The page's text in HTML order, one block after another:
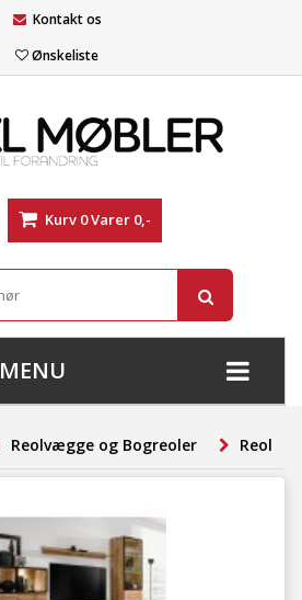
Kontakt os
Ønskeliste
Kurv 0Varer 0,-
MENU
+
Reolvægge og Bogreoler